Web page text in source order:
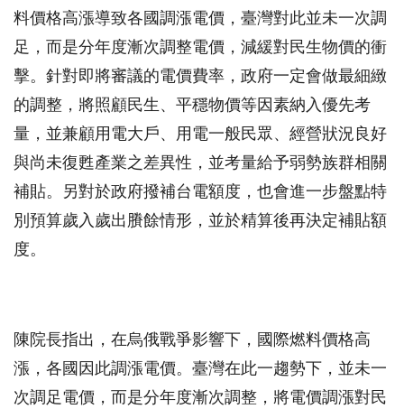
料價格高漲導致各國調漲電價，臺灣對此並未一次調
足，而是分年度漸次調整電價，減緩對民生物價的衝
擊。針對即將審議的電價費率，政府一定會做最細緻
的調整，將照顧民生、平穩物價等因素納入優先考
量，並兼顧用電大戶、用電一般民眾、經營狀況良好
與尚未復甦產業之差異性，並考量給予弱勢族群相關
補貼。另對於政府撥補台電額度，也會進一步盤點特
別預算歲入歲出賸餘情形，並於精算後再決定補貼額
度。
陳院長指出，在烏俄戰爭影響下，國際燃料價格高
漲，各國因此調漲電價。臺灣在此一趨勢下，並未一
次調足電價，而是分年度漸次調整，將電價調漲對民